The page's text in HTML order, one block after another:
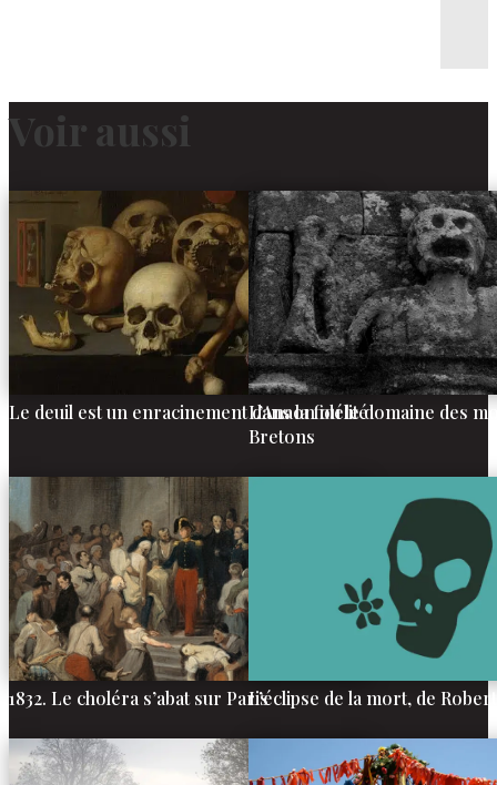
Voir aussi
Le deuil est un enracinement dans la fidélité
L’Anaon ou le domaine des
Bretons
1832. Le choléra s’abat sur ParisL’éclipse de la mort, de